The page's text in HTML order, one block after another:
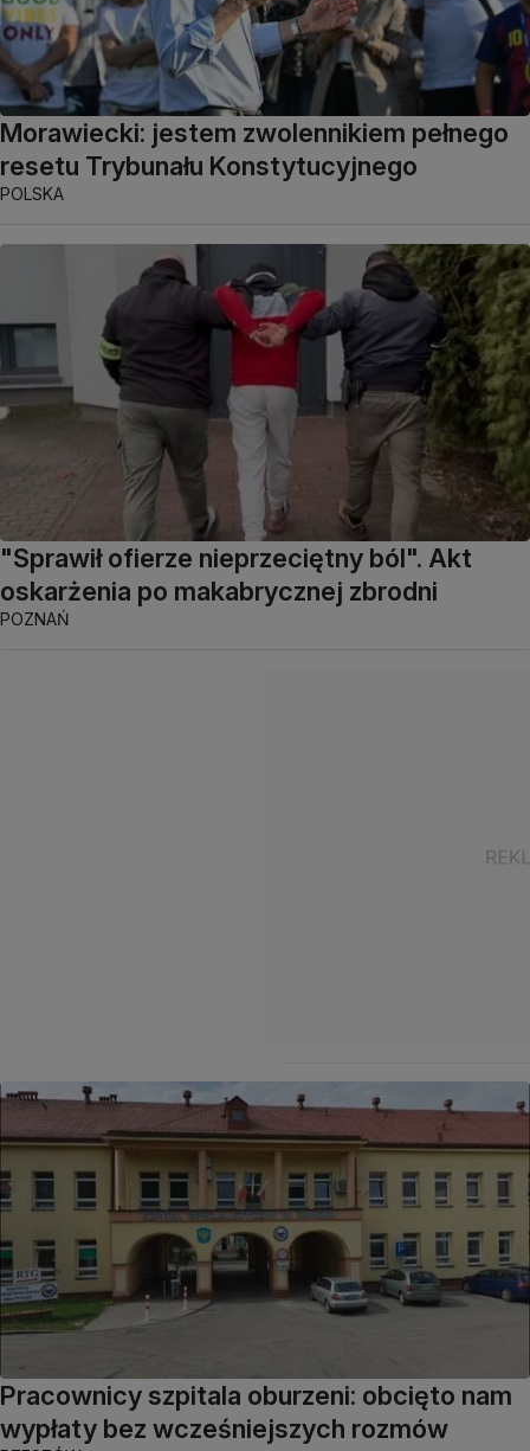
Morawiecki: jestem zwolennikiem pełnego
resetu Trybunału Konstytucyjnego
POLSKA
"Sprawił ofierze nieprzeciętny ból". Akt
oskarżenia po makabrycznej zbrodni
POZNAŃ
Pracownicy szpitala oburzeni: obcięto nam
wypłaty bez wcześniejszych rozmów